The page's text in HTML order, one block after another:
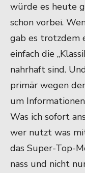
würde es heute
schon vorbei.
gab es trotzdem
einfach die
nahrhaft sind.
primär wegen
um
Was ich sofort
wer nutzt was
das Super-Top-
nass und nicht